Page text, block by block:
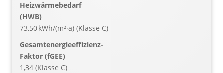
Heizwärmebedarf
(HWB)
73,50 kWh/(m²·a) (Klasse C)
Gesamtenergieeffizienz-
Faktor (fGEE)
1,34 (Klasse C)